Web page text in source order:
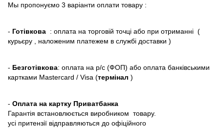
Мы пропонуємо 3 варіанти оплати товару :
- Готівкова : оплата на торговій точці або при отриманні (
курьєру , наложеним платежем в службі доставки )
- Безготівкова: оплата на р/с (ФОП) або оплата банківськими
картками Mastercard / Visa (термінал )
- Оплата на картку Приватбанка
Гарантія встановлюється виробником товару.
усі притензії відправляються до офіційного